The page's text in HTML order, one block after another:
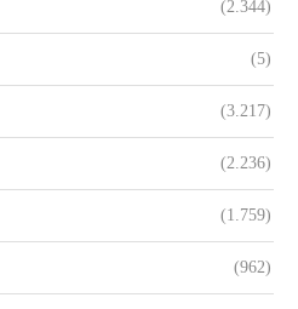
(2.344)
(5)
(3.217)
(2.236)
(1.759)
(962)